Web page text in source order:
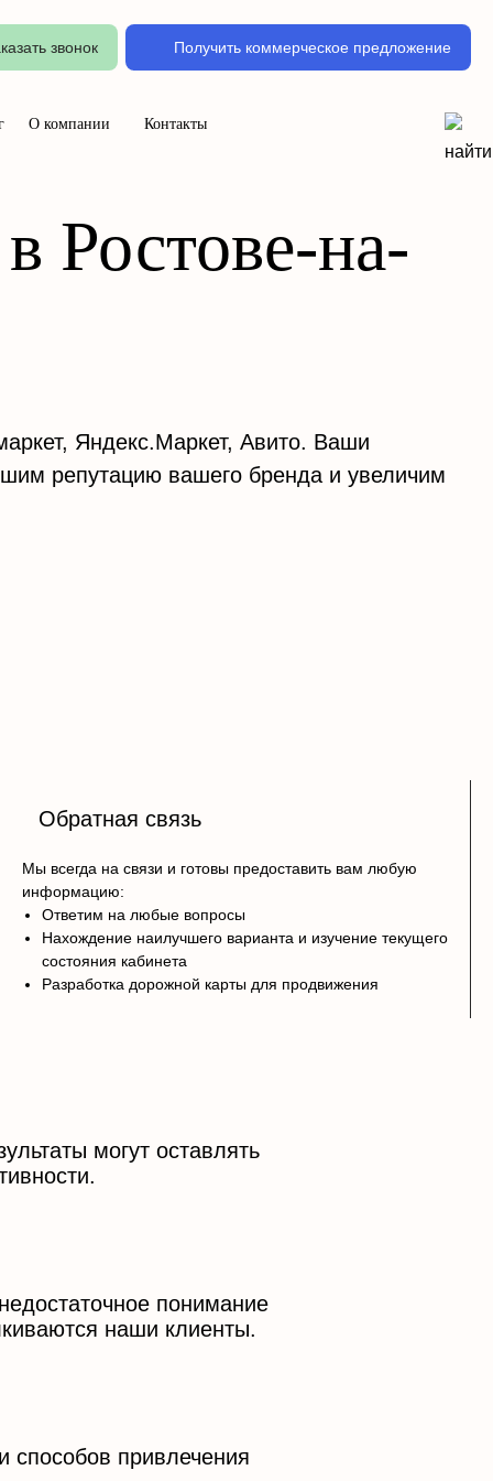
звонок Получить коммерческое предложение
О компании Контакты
Ростове-на-
Яндекс.Маркет, Авито. Ваши
репутацию вашего бренда и увеличим
Обратная связь
Мы всегда на связи и готовы предоставить вам любую
информацию:
Ответим на любые вопросы
Нахождение наилучшего варианта и изучение текущего
состояния кабинета
Разработка дорожной карты для продвижения
могут оставлять
понимание
наши клиенты.
способов привлечения